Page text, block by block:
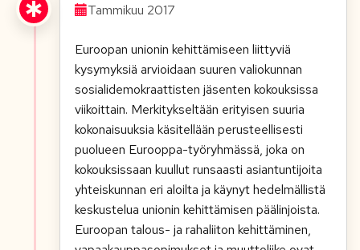
Tammikuu 2017
Euroopan unionin kehittämiseen liittyviä
kysymyksiä arvioidaan suuren valiokunnan
sosialidemokraattisten jäsenten kokouksissa
viikoittain. Merkitykseltään erityisen suuria
kokonaisuuksia käsitellään perusteellisesti
puolueen Eurooppa-työryhmässä, joka on
kokouksissaan kuullut runsaasti asiantuntijoita
yhteiskunnan eri aloilta ja käynyt hedelmällistä
keskustelua unionin kehittämisen päälinjoista.
Euroopan talous- ja rahaliiton kehittäminen,